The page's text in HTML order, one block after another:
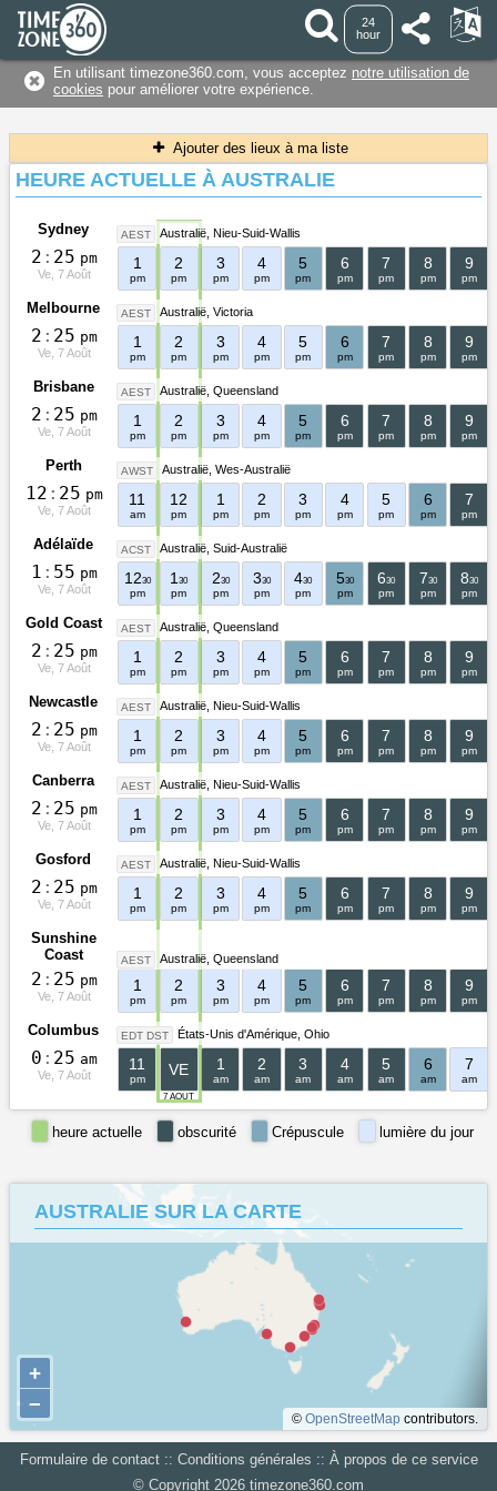
24
hour
En utilisant timezone360.com, vous acceptez notre utilisation de
cookies pour améliorer votre expérience.
Ajouter des lieux à ma liste
HEURE ACTUELLE À AUSTRALIE
Sydney AEST Australië Nieu-Suid-Wallis
2 : 25 pm
Ve, 7 Août
1
pm
2
pm
3
pm
4
pm
5
pm
6
pm
7
pm
8
pm
9
pm
Melbourne AEST Australië Victoria
2 : 25 pm
Ve, 7 Août
1
pm
2
pm
3
pm
4
pm
5
pm
6
pm
7
pm
8
pm
9
pm
Brisbane AEST Australië Queensland
2 : 25 pm
Ve, 7 Août
1
pm
2
pm
3
pm
4
pm
5
pm
6
pm
7
pm
8
pm
9
pm
Perth AWST Australië Wes-Australië
12 : 25 pm
Ve, 7 Août
11
am
12
pm
1
pm
2
pm
3
pm
4
pm
5
pm
6
pm
7
pm
Adélaïde ACST Australië Suid-Australië
1 : 55 pm
Ve, 7 Août
1230
pm
130
pm
230
pm
330
pm
430
pm
530
pm
630
pm
730
pm
830
pm
Gold Coast AEST Australië Queensland
2 : 25 pm
Ve, 7 Août
1
pm
2
pm
3
pm
4
pm
5
pm
6
pm
7
pm
8
pm
9
pm
Newcastle AEST Australië Nieu-Suid-Wallis
2 : 25 pm
Ve, 7 Août
1
pm
2
pm
3
pm
4
pm
5
pm
6
pm
7
pm
8
pm
9
pm
Canberra AEST Australië Nieu-Suid-Wallis
2 : 25 pm
Ve, 7 Août
1
pm
2
pm
3
pm
4
pm
5
pm
6
pm
7
pm
8
pm
9
pm
Gosford AEST Australië Nieu-Suid-Wallis
2 : 25 pm
Ve, 7 Août
1
pm
2
pm
3
pm
4
pm
5
pm
6
pm
7
pm
8
pm
9
pm
Sunshine
Coast
AEST Australië Queensland
2 : 25 pm
Ve, 7 Août
1
pm
2
pm
3
pm
4
pm
5
pm
6
pm
7
pm
8
pm
9
pm
Columbus EDT DST États-Unis d'Amérique Ohio
0 : 25 am
Ve, 7 Août
11
pm
7 AOÛT
VE 1
am
2
am
3
am
4
am
5
am
6
am
7
am
lumière du jour
Crépuscule
obscurité
heure actuelle
AUSTRALIE SUR LA CARTE
+
–
© OpenStreetMap contributors.
Formulaire de contact :: Conditions générales :: À propos de ce service
‪© Copyright 2026 ‬ ‪timezone360.com‬